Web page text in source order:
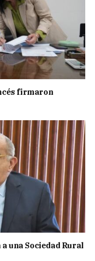
firmaron
una Sociedad Rural